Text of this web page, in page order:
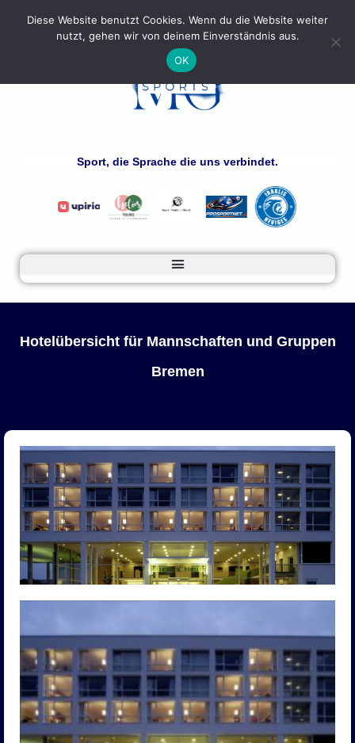
Sport, die Sprache die uns verbindet.
Hotelübersicht für Mannschaften und Gruppen
Bremen
Diese Website benutzt Cookies. Wenn du die Website weiter
nutzt, gehen wir von deinem Einverständnis aus.
OK